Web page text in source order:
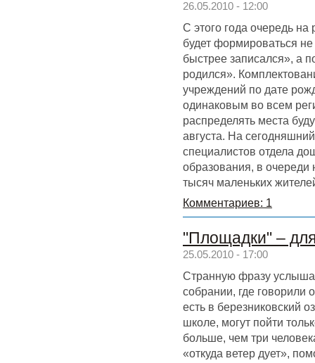
26.05.2010 - 12:00
С этого года очередь на
будет формироваться
быстрее записался», а
родился».
учреждений по дате
одинаковым во всем
распределять места
августа. На
специалистов отдела
образования, в очереди
тысяч маленьких
Комментариев: 1
"Площадки" –
25.05.2010 - 17:00
Странную фразу
собрании, где говорили
есть в березниковский
школе, могут пойти
больше, чем три
«откуда ветер дует»,